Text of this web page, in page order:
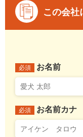
この会社
必須 お名前
必須 お名前カナ